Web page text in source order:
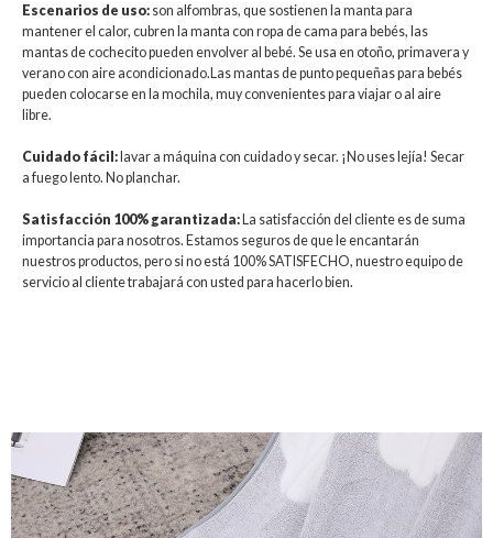
Escenarios de uso: son alfombras, que sostienen la manta para
mantener el calor, cubren la manta con ropa de cama para bebés, las
mantas de cochecito pueden envolver al bebé. Se usa en otoño, primavera y
verano con aire acondicionado.Las mantas de punto pequeñas para bebés
pueden colocarse en la mochila, muy convenientes para viajar o al aire
libre.
Cuidado fácil:lavar a máquina con cuidado y secar. ¡No uses lejía! Secar
a fuego lento. No planchar.
Satisfacción 100% garantizada:La satisfacción del cliente es de suma
importancia para nosotros. Estamos seguros de que le encantarán
nuestros productos, pero si no está 100% SATISFECHO, nuestro equipo de
servicio al cliente trabajará con usted para hacerlo bien.